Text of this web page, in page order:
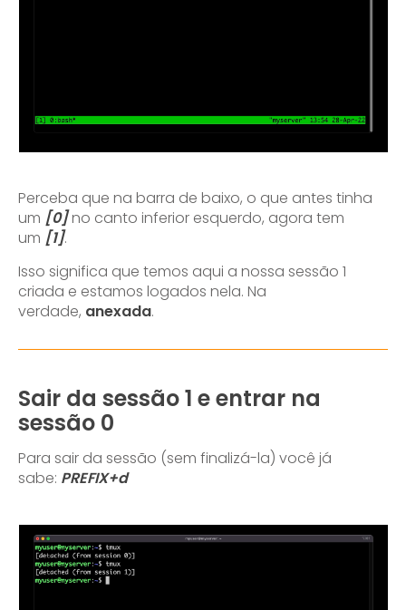
Perceba que na barra de baixo, o que antes tinha
um [0]no canto inferior esquerdo, agora tem
um [1].
Isso significa que temos aqui a nossa sessão 1
criada e estamos logados nela. Na
verdade, anexada.
Sair da sessão 1 e entrar na
sessão 0
Para sair da sessão (sem finalizá-la) você já
sabe: PREFIX+d